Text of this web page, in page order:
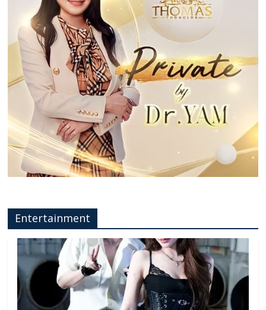
Entertainment